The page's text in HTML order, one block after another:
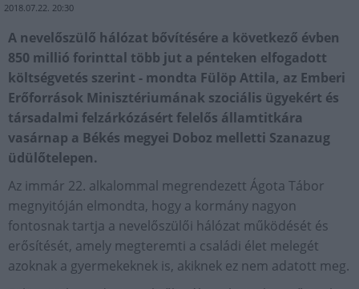
2018.07.22. 20:30
A nevelőszülő hálózat bővítésére a következő évben
850 millió forinttal több jut a pénteken elfogadott
költségvetés szerint - mondta Fülöp Attila, az Emberi
Erőforrások Minisztériumának szociális ügyekért és
társadalmi felzárkózásért felelős államtitkára
vasárnap a Békés megyei Doboz melletti Szanazug
üdülőtelepen.
Az immár 22. alkalommal megrendezett Ágota Tábor
megnyitóján elmondta, hogy a kormány nagyon
fontosnak tartja a nevelőszülői hálózat működését és
erősítését, amely megteremti a családi élet melegét
azoknak a gyermekeknek is, akiknek ez nem adatott meg.